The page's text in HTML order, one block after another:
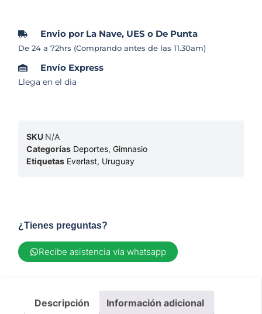
Envio por La Nave, UES o De Punta
De 24 a 72hrs (Comprando antes de las 11.30am)
Envío Express
Llega en el dia
SKU N/A
Categorías Deportes,Gimnasio
Etiquetas Everlast, Uruguay
¿Tienes preguntas?
Recibe asistencia vía whatsapp
Descripción Información adicional